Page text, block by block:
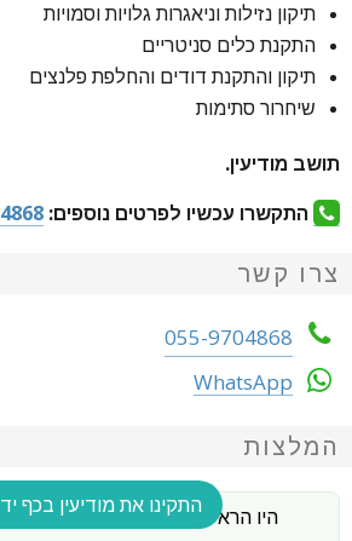
תיקון נזילות וניאגרות גלויות וסמויות
התקנת כלים סניטריים
תיקון והתקנת דודים והחלפת פלנצים
שיחרור סתימות
תושב מודיעין.
התקשרו עכשיו לפרטים נוספים:
צרו קשר
055-9704868
WhatsApp
המלצות
היו הראשונים להמליץ על העסק
התקינו את מודיעין בכף